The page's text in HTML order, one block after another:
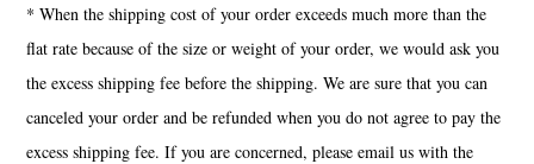
* When the shipping cost of your order exceeds much more than the
flat rate because of the size or weight of your order, we would ask you
the excess shipping fee before the shipping. We are sure that you can
canceled your order and be refunded when you do not agree to pay the
excess shipping fee. If you are concerned, please email us with the